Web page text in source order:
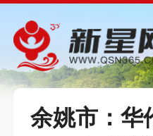
余姚市：华